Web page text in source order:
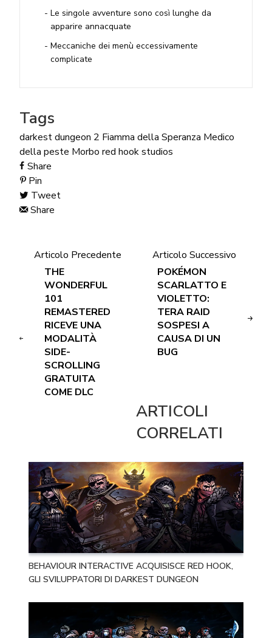
Le singole avventure sono così lunghe da
apparire annacquate
Meccaniche dei menù eccessivamente
complicate
Tags
darkest dungeon 2 Fiamma della Speranza Medico
della peste Morbo red hook studios
Share
Pin
Tweet
Share
Articolo Precedente
THE
WONDERFUL
101
REMASTERED
RICEVE UNA
MODALITÀ
SIDE-
SCROLLING
GRATUITA
COME DLC
Articolo Successivo
POKÉMON
SCARLATTO E
VIOLETTO:
TERA RAID
SOSPESI A
CAUSA DI UN
BUG
ARTICOLI
CORRELATI
BEHAVIOUR INTERACTIVE ACQUISISCE RED HOOK,
GLI SVILUPPATORI DI DARKEST DUNGEON